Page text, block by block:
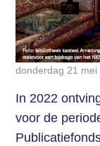
donderdag 21 mei
In 2022
voor de